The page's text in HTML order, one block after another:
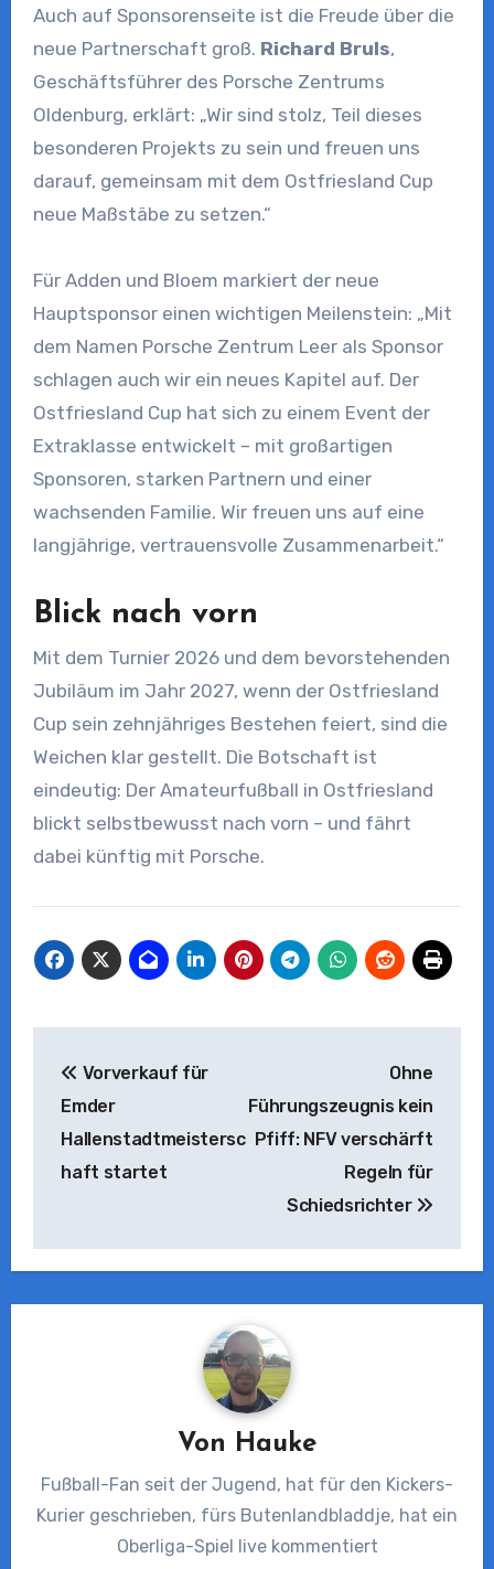
Auch auf Sponsorenseite ist die Freude über die
neue Partnerschaft groß. Richard Bruls,
Geschäftsführer des Porsche Zentrums
Oldenburg, erklärt: „Wir sind stolz, Teil dieses
besonderen Projekts zu sein und freuen uns
darauf, gemeinsam mit dem Ostfriesland Cup
neue Maßstäbe zu setzen.“
Für Adden und Bloem markiert der neue
Hauptsponsor einen wichtigen Meilenstein: „Mit
dem Namen Porsche Zentrum Leer als Sponsor
schlagen auch wir ein neues Kapitel auf. Der
Ostfriesland Cup hat sich zu einem Event der
Extraklasse entwickelt – mit großartigen
Sponsoren, starken Partnern und einer
wachsenden Familie. Wir freuen uns auf eine
langjährige, vertrauensvolle Zusammenarbeit.“
Blick nach vorn
Mit dem Turnier 2026 und dem bevorstehenden
Jubiläum im Jahr 2027, wenn der Ostfriesland
Cup sein zehnjähriges Bestehen feiert, sind die
Weichen klar gestellt. Die Botschaft ist
eindeutig: Der Amateurfußball in Ostfriesland
blickt selbstbewusst nach vorn – und fährt
dabei künftig mit Porsche.
Vorverkauf für
Emder
Hallenstadtmeistersc
haft startet
Ohne
Führungszeugnis kein
Pfiff: NFV verschärft
Regeln für
Schiedsrichter
Von Hauke
Fußball-Fan seit der Jugend, hat für den Kickers-
Kurier geschrieben, fürs Butenlandbladdje, hat ein
Oberliga-Spiel live kommentiert